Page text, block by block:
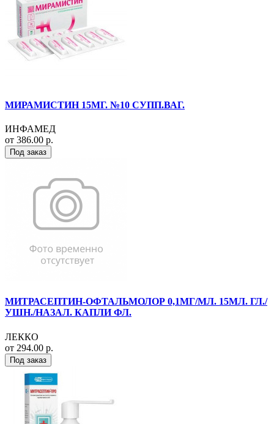
МИРАМИСТИН 15МГ. №10 СУПП.ВАГ.
ИНФАМЕД
от 386.00 р.
Под заказ
МИТРАСЕПТИН-ОФТАЛЬМОЛОР 0,1МГ/МЛ. 15МЛ. ГЛ./
УШН./НАЗАЛ. КАПЛИ ФЛ.
ЛЕККО
от 294.00 р.
Под заказ